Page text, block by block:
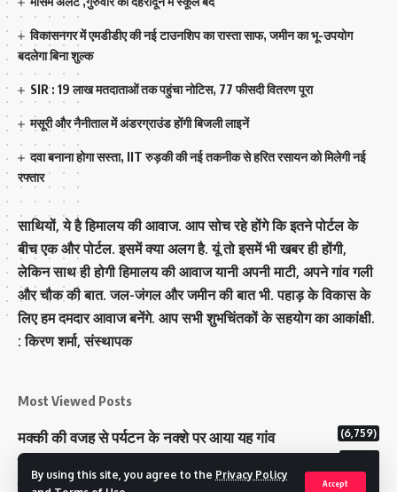
By using this site, you agree to the Privacy Policy
Accept
विकासनगर में एमडीडीए की नई टाउनशिप का रास्ता साफ, जमीन का भू-उपयोग
बदलेगा बिना शुल्क
SIR : 19 लाख मतदाताओं तक पहुंचा नोटिस, 77 फीसदी वितरण पूरा
मसूरी और नैनीताल में अंडरग्राउंड होंगी बिजली लाइनें
दवा बनाना होगा सस्ता, IIT रुड़की की नई तकनीक से हरित रसायन को मिलेगी नई
रफ्तार
साथियों, ये है हिमालय की आवाज. आप सोच रहे होंगे कि इतने पोर्टल के
बीच एक और पोर्टल. इसमें क्या अलग है. यूं तो इसमें भी खबर ही होंगी,
लेकिन साथ ही होगी हिमालय की आवाज यानी अपनी माटी, अपने गांव गली
और चौक की बात. जल-जंगल और जमीन की बात भी. पहाड़ के विकास के
लिए हम दमदार आवाज बनेंगे. आप सभी शुभचिंतकों के सहयोग का आकांक्षी.
: किरण शर्मा, संस्‍थापक
Most Viewed Posts
मक्‍की की वजह से पर्यटन के नक्‍शे पर आया यह गांव (6,759)
राज्य में 12 पी माइनस थ्री पोलिंग स्टेशन बनाए गए
टिहरी राजपरिवार के पास 200 करोड से अधिक की संपत्ति (5,105)